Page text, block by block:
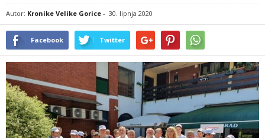
Autor: Kronike Velike Gorice - 30. lipnja 2020
Facebook Twitter